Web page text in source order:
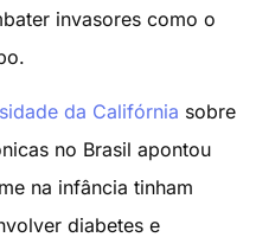
invasores como o
da Califórnia sobre
no Brasil apontou
na infância tinham
diabetes e